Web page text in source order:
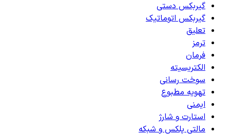
گیربکس دستی
گیربکس اتوماتیک
تعلیق
ترمز
فرمان
الکتریسیته
سوخت رسانی
تهویه مطبوع
ایمنی
استارت و شارژ
مالتی پلکس و شبکه